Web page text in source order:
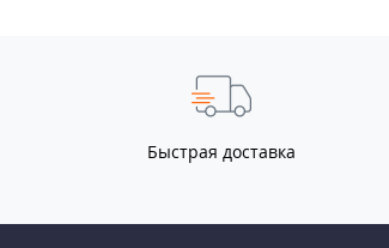
Быстрая доставка